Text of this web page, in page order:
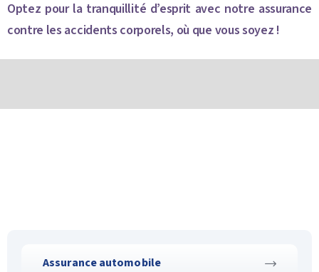
Optez pour la tranquillité d’esprit avec notre assurance
contre les accidents corporels, où que vous soyez !
Assurance automobile